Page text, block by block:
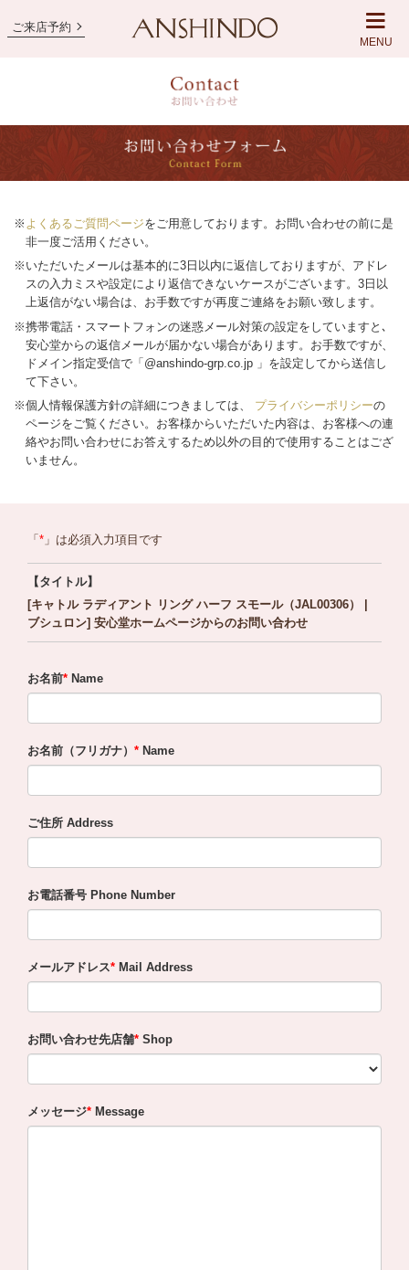
ご来店予約
MENU
※ よくあるご質問ページをご用意しております。お問い合わせの前に是
非一度ご活用ください。
※いただいたメールは基本的に3日以内に返信しておりますが、アドレ
スの入力ミスや設定により返信できないケースがございます。3日以
上返信がない場合は、お手数ですが再度ご連絡をお願い致します。
※携帯電話・スマートフォンの迷惑メール対策の設定をしていますと､
安心堂からの返信メールが届かない場合があります。お手数ですが、
ドメイン指定受信で「@anshindo-grp.co.jp 」を設定してから送信し
て下さい。
※個人情報保護方針の詳細につきましては、 プライバシーポリシーの
ページをご覧ください。お客様からいただいた内容は、お客様への連
絡やお問い合わせにお答えするため以外の目的で使用することはござ
いません。
「 」は必須入力項目です
【タイトル】
[キャトル ラディアント リング ハーフ スモール（JAL00306） |
ブシュロン] 安心堂ホームページからのお問い合わせ
お名前 Name
お名前（フリガナ） Name
ご住所 Address
お電話番号 Phone Number
メールアドレス Mail Address
お問い合わせ先店舗 Shop
メッセージ Message